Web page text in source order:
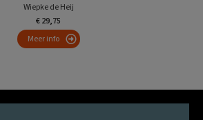
Wiepke de Heij
€ 29,75
Meer info